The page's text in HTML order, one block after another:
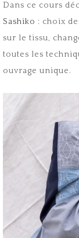
Dans ce cours
Sashiko : choix
sur le tissu,
toutes les
ouvrage unique.